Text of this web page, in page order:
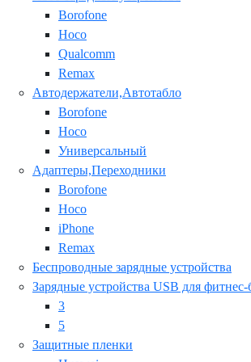
Borofone
Hoco
Qualcomm
Remax
Автодержатели,Автотабло
Borofone
Hoco
Универсальный
Адаптеры,Переходники
Borofone
Hoco
iPhone
Remax
Беспроводные зарядные устройства
Зарядные устройства USB для фитнес-
3
5
Защитные пленки